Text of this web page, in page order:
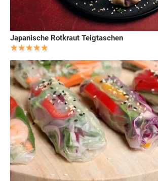
Japanische Rotkraut Teigtaschen